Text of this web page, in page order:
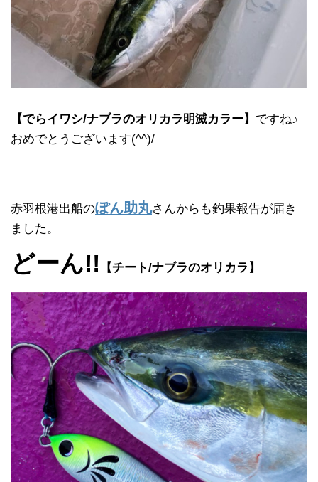
【でらイワシ/ナブラのオリカラ明滅カラー】 ですね♪
おめでとうございます(^^)/
赤羽根港出船のぽん助丸さんからも釣果報告が届き
ました。
どーん!! 【チート/ナブラのオリカラ】